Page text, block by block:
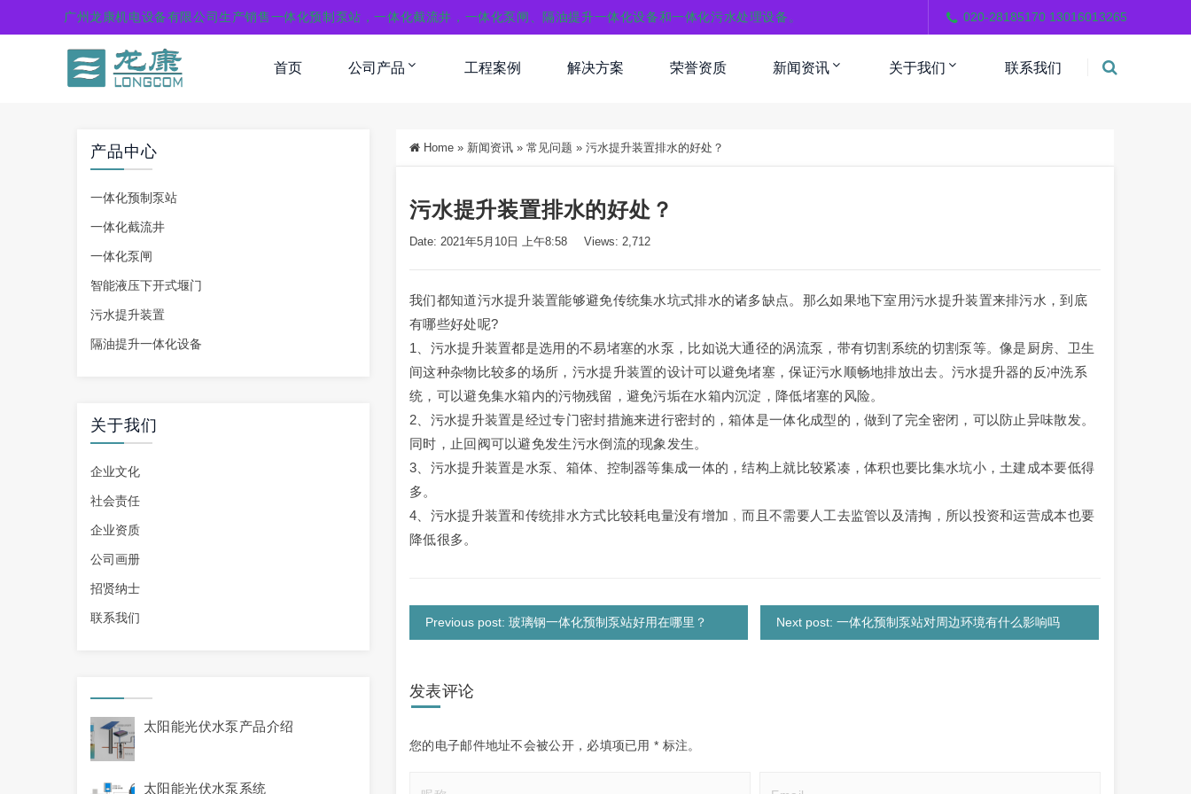
广州龙康机电设备有限公司生产销售一体化预制泵站，一体化截流井，一体化泵闸、隔油提升一体化设备和一体化污水处理设备。 020-28185170 13016013265
首页 公司产品 工程案例 解决方案 荣誉资质 新闻资讯 关于我们 联系我们
产品中心
一体化预制泵站
一体化截流井
一体化泵闸
智能液压下开式堰门
污水提升装置
隔油提升一体化设备
关于我们
企业文化
社会责任
企业资质
公司画册
招贤纳士
联系我们
太阳能光伏水泵产品介绍
太阳能光伏水泵系统
Home » 新闻资讯 » 常见问题 » 污水提升装置排水的好处？
污水提升装置排水的好处？
Date: 2021年5月10日 上午8:58 Views: 2,712
我们都知道污水提升装置能够避免传统集水坑式排水的诸多缺点。那么如果地下室用污水提升装置来排污水，到底
有哪些好处呢?
1、污水提升装置都是选用的不易堵塞的水泵，比如说大通径的涡流泵，带有切割系统的切割泵等。像是厨房、卫生
间这种杂物比较多的场所，污水提升装置的设计可以避免堵塞，保证污水顺畅地排放出去。污水提升器的反冲洗系
统，可以避免集水箱内的污物残留，避免污垢在水箱内沉淀，降低堵塞的风险。
2、污水提升装置是经过专门密封措施来进行密封的，箱体是一体化成型的，做到了完全密闭，可以防止异味散发。
同时，止回阀可以避免发生污水倒流的现象发生。
3、污水提升装置是水泵、箱体、控制器等集成一体的，结构上就比较紧凑，体积也要比集水坑小，土建成本要低得
多。
4、污水提升装置和传统排水方式比较耗电量没有增加﹐而且不需要人工去监管以及清掏，所以投资和运营成本也要
降低很多。
Previous post: 玻璃钢一体化预制泵站好用在哪里？ Next post: 一体化预制泵站对周边环境有什么影响吗
发表评论
您的电子邮件地址不会被公开， 必填项已用* 标注。